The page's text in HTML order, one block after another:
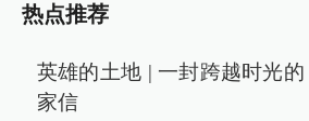
热点推荐
英雄的土地 | 一封跨越时光的
家信